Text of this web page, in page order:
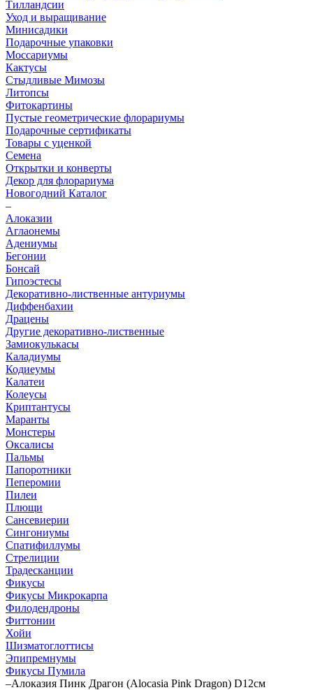
Тилландсии
Уход и выращивание
Минисадики
Подарочные упаковки
Моссариумы
Кактусы
Стыдливые Мимозы
Литопсы
Фитокартины
Пустые геометрические флорариумы
Подарочные сертификаты
Товары с уценкой
Семена
Открытки и конверты
Декор для флорариума
Новогодний Каталог
–
Алоказии
Аглаонемы
Адениумы
Бегонии
Бонсай
Гипоэстесы
Декоративно-лиственные антуриумы
Диффенбахии
Драцены
Другие декоративно-лиственные
Замиокулькасы
Каладиумы
Кодиеумы
Калатеи
Колеусы
Криптантусы
Маранты
Монстеры
Оксалисы
Пальмы
Папоротники
Пеперомии
Пилеи
Плющи
Сансевиерии
Сингониумы
Спатифиллумы
Стрелиции
Традесканции
Фикусы
Фикусы Микрокарпа
Филодендроны
Фиттонии
Хойи
Шизматоглоттисы
Эпипремнумы
Фикусы Пумила
–Алоказия Пинк Драгон (Alocasia Pink Dragon) D12см